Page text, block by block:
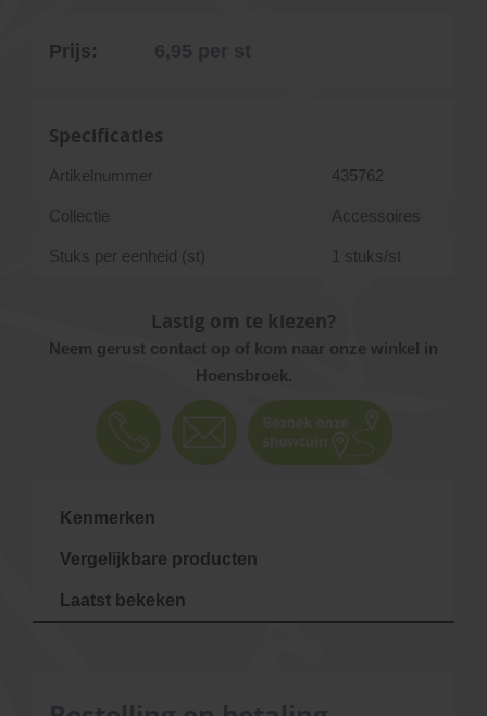
Prijs:
Specificaties
Artikelnummer 435762
Collectie Accessoires
Stuks per eenheid (st) 1 stuks/st
Lastig om te kiezen?
Neem gerust contact op of kom naar onze winkel in
Hoensbroek.
Kenmerken
Vergelijkbare producten
Laatst bekeken